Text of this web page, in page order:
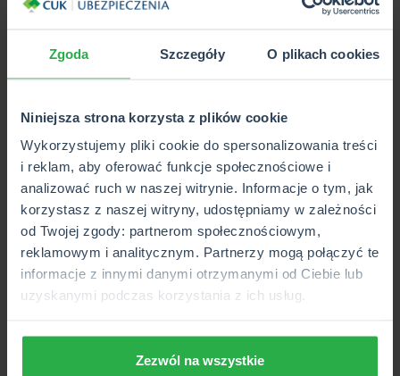
Zgoda Szczegóły O plikach cookies
Niniejsza strona korzysta z plików cookie
Wykorzystujemy pliki cookie do spersonalizowania treści
i reklam, aby oferować funkcje społecznościowe i
analizować ruch w naszej witrynie. Informacje o tym, jak
korzystasz z naszej witryny, udostępniamy w zależności
od Twojej zgody: partnerom społecznościowym,
reklamowym i analitycznym. Partnerzy mogą połączyć te
informacje z innymi danymi otrzymanymi od Ciebie lub
uzyskanymi podczas korzystania z ich usług.
Zezwól na wszystkie
wszelkich formalności i przestrzegać określonych przez
Towarzystwo Ubezpieczeniowe terminów.
Oceń artykuł
0
(0)
WIARYGODNE ŹRÓDŁO INFORMACJI
wyceń i kup w 2 minuty